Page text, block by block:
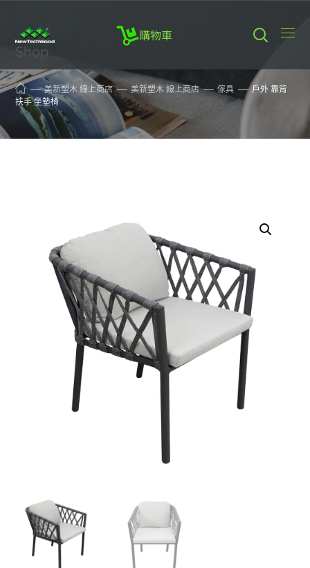
購物車
Shop
美新塑木 線上商店 美新塑木 線上商店 傢具
戶外 靠背
扶手 坐墊椅